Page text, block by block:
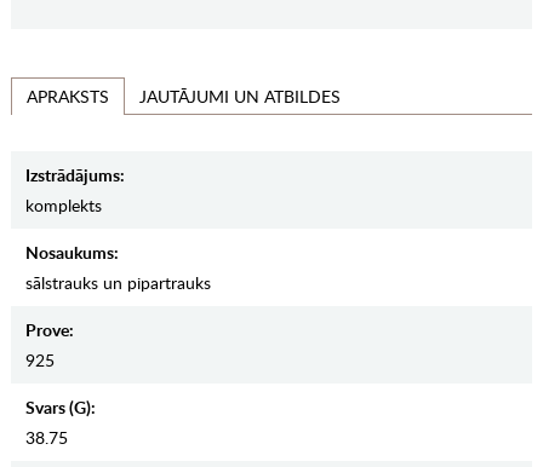
APRAKSTS JAUTĀJUMI UN ATBILDES
Izstrādājums:
komplekts
Nosaukums:
sālstrauks un pipartrauks
Prove:
925
Svars (g):
38.75